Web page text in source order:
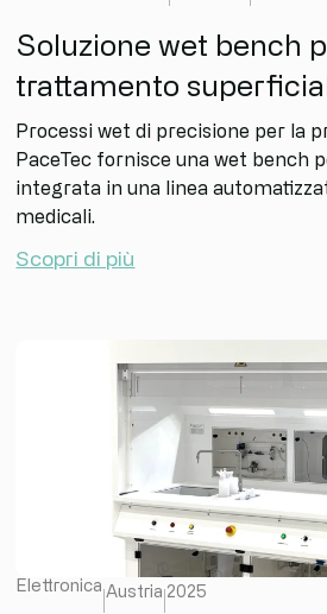
Soluzione wet bench
trattamento
Processi wet di precisione per la
PaceTec fornisce una wet bench
integrata in una linea
medicali.
Scopri di più
Elettronica Austria 2025